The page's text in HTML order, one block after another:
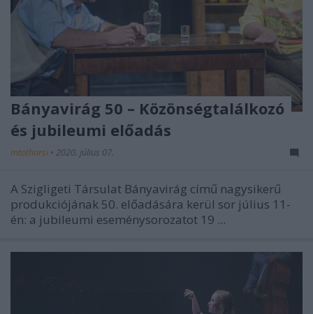
Bányavirág 50 – Közönségtalálkozó
és jubileumi előadás
mtothorsi • 2020. július 07.
A Szigligeti Társulat Bányavirág című nagysikerű
produkciójának 50. előadására kerül sor július 11-
én: a jubileumi eseménysorozatot 19 ...